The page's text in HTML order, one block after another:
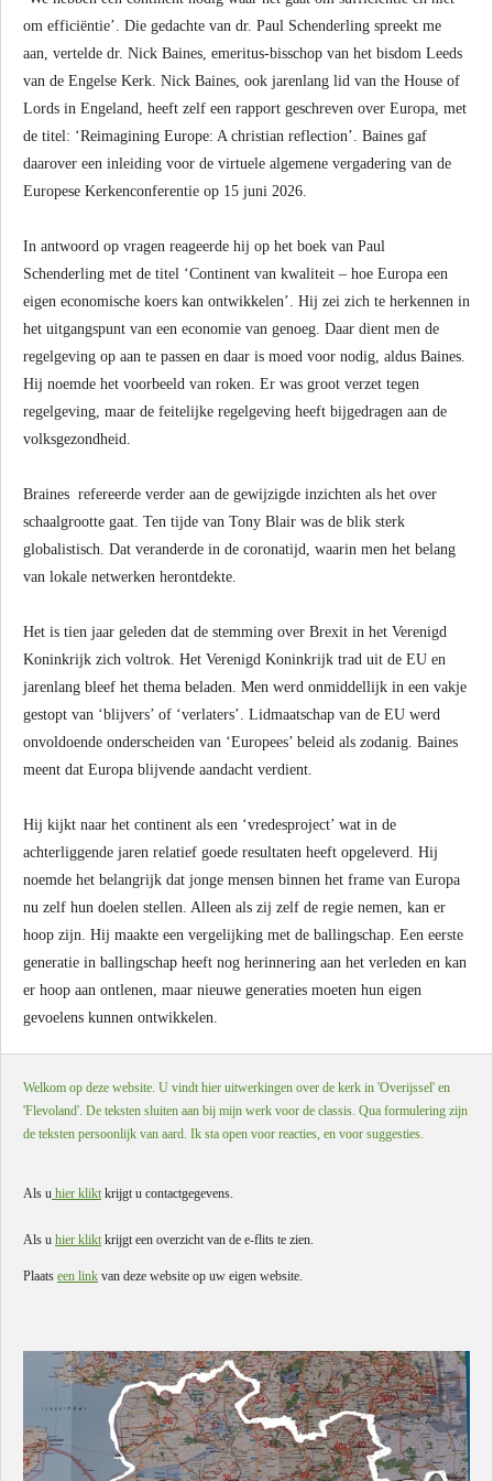
om efficiëntie’. Die gedachte van dr. Paul Schenderling spreekt me
aan, vertelde dr. Nick Baines, emeritus-bisschop van het bisdom Leeds
van de Engelse Kerk. Nick Baines, ook jarenlang lid van the House of
Lords in Engeland, heeft zelf een rapport geschreven over Europa, met
de titel: ‘Reimagining Europe: A christian reflection’. Baines gaf
daarover een inleiding voor de virtuele algemene vergadering van de
Europese Kerkenconferentie op 15 juni 2026.
In antwoord op vragen reageerde hij op het boek van Paul
Schenderling met de titel ‘Continent van kwaliteit – hoe Europa een
eigen economische koers kan ontwikkelen’. Hij zei zich te herkennen in
het uitgangspunt van een economie van genoeg. Daar dient men de
regelgeving op aan te passen en daar is moed voor nodig, aldus Baines.
Hij noemde het voorbeeld van roken. Er was groot verzet tegen
regelgeving, maar de feitelijke regelgeving heeft bijgedragen aan de
volksgezondheid.
Braines refereerde verder aan de gewijzigde inzichten als het over
schaalgrootte gaat. Ten tijde van Tony Blair was de blik sterk
globalistisch. Dat veranderde in de coronatijd, waarin men het belang
van lokale netwerken herontdekte.
Het is tien jaar geleden dat de stemming over Brexit in het Verenigd
Koninkrijk zich voltrok. Het Verenigd Koninkrijk trad uit de EU en
jarenlang bleef het thema beladen. Men werd onmiddellijk in een vakje
gestopt van ‘blijvers’ of ‘verlaters’. Lidmaatschap van de EU werd
onvoldoende onderscheiden van ‘Europees’ beleid als zodanig. Baines
meent dat Europa blijvende aandacht verdient.
Hij kijkt naar het continent als een ‘vredesproject’ wat in de
achterliggende jaren relatief goede resultaten heeft opgeleverd. Hij
noemde het belangrijk dat jonge mensen binnen het frame van Europa
nu zelf hun doelen stellen. Alleen als zij zelf de regie nemen, kan er
hoop zijn. Hij maakte een vergelijking met de ballingschap. Een eerste
generatie in ballingschap heeft nog herinnering aan het verleden en kan
er hoop aan ontlenen, maar nieuwe generaties moeten hun eigen
gevoelens kunnen ontwikkelen.
Welkom op deze website. U vindt hier uitwerkingen over de kerk in 'Overijssel' en
'Flevoland'. De teksten sluiten aan bij mijn werk voor de classis. Qua formulering zijn
de teksten persoonlijk van aard. Ik sta open voor reacties, en voor suggesties.
Als u hier klikt krijgt u contactgegevens.
Als u hier klikt krijgt een overzicht van de e-flits te zien.
Plaats een link van deze website op uw eigen website.